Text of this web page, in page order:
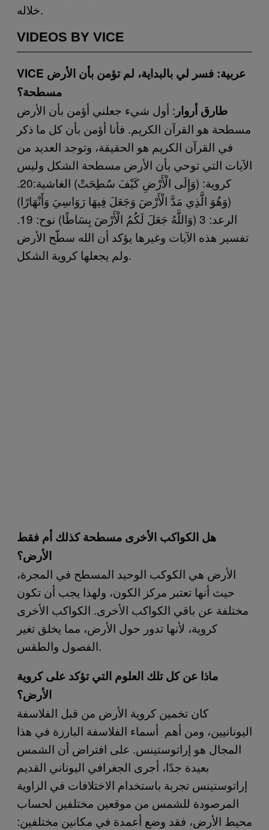
خلاله.
VIDEOS BY VICE
VICE عربية: فسر لي بالبداية، لم تؤمن بأن الأرض
مسطحة؟
طارق أروار : أول شيء جعلني أؤمن بأن الأرض
مسطحة هو القرآن الكريم. فأنا أؤمن بأن كل ما ذكر
في القرآن الكريم هو الحقيقة، وتوجد العديد من
الآيات التي توحي بأن الأرض مسطحة الشكل وليس
كروية: (وَإِلَى الْأَرْضِ كَيْفَ سُطِحَتْ) الغاشية:20.
(وَهُوَ الَّذِي مَدَّ الْأَرْضَ وَجَعَلَ فِيهَا رَوَاسِيَ وَأَنْهَارًا)
الرعد: 3 (وَاللَّهُ جَعَلَ لَكُمُ الْأَرْضَ بِسَاطًا) نوح: 19.
تفسير هذه الآيات وغيرها يؤكد أن الله سطّح الأرض
ولم يجعلها كروية الشكل.
هل الكواكب الأخرى مسطحة كذلك أم فقط
الأرض؟
الأرض هي الكوكب الوحيد المسطح في المجرة،
حيث أنها تعتبر مركز الكون، ولهذا يجب أن تكون
مختلفة عن باقي الكواكب الأخرى. الكواكب الأخرى
كروية، لأنها تدور حول الأرض، مما يخلق تغير
الفصول والطقس.
ماذا عن كل تلك العلوم التي تؤكد على كروية
الأرض؟
كان تخمين كروية الأرض من قبل الفلاسفة
اليونانيين، ومن أهم أسماء الفلاسفة البارزة في هذا
المجال هو إراتوستينس. على افتراض أن الشمس
بعيدة جدًا، أجرى الجغرافي اليوناني القديم
إراتوستينس تجربة باستخدام الاختلافات في الزاوية
المرصودة للشمس من موقعين مختلفين لحساب
محيط الأرض، فقد وضع أعمدة في مكانين مختلفين: